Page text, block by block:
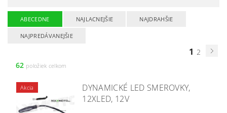
ABECEDNE NAJLACNEJŠIE NAJDRAHŠIE
NAJPREDÁVANEJŠIE
1 2
62 položiek celkom
Akcia
DYNAMICKÉ LED SMEROVKY,
12XLED, 12V